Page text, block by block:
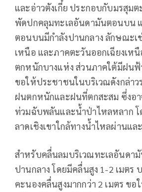
และอ่าวตังเกี๋ย ประกอบกับมรสุมต
พัดปกคลุมทะเลอันดามันตอนบน
ตอนบนมีกำลังปานกลาง ลักษณะ
เหนือ และภาคตะวันออกเฉียงเ
ตกหนักบางแห่ง ส่วนภาคใต้มีฝนฟ้
ขอให้ประชาชนในบริเวณดังกล่าว
ฝนตกหนักและฝนที่ตกสะสม ซึ่งอา
ท่วมฉับพลันและน้ำป่าไหลหลาก
ลาดเชิงเขาใกล้ทางน้ำไหลผ่านแ
สำหรับคลื่นลมบริเวณทะเลอันดา
ปานกลาง โดยมีคลื่นสูง 1-2 เมตร
คะนองคลื่นสูงมากกว่า 2 เมตร ขอ